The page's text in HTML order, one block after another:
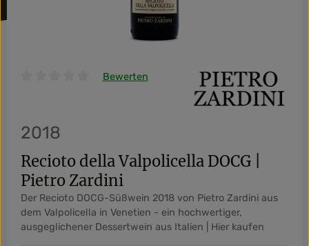
Durchschnittliche Bewertung von 0 von 5 Sternen
Bewerten
2018
Recioto della Valpolicella DOCG |
Pietro Zardini
Der Recioto DOCG-Süßwein 2018 von Pietro Zardini aus
dem Valpolicella in Venetien - ein hochwertiger,
ausgeglichener Dessertwein aus Italien | Hier kaufen